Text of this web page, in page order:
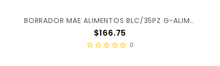
BORRADOR MAE ALIMENTOS BLC/35PZ G-ALIM X/36
Precio
$166.75
0